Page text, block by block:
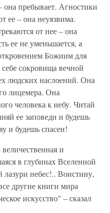
она пребывает. Агностики
ее – она неуязвима.
от нее – она
ее не уменьшается, а
Божиим для
сокровища вечной
людских наслоений. Она
лицемера. Она
человека к небу. Читай
ее заповеди и будешь
и будешь спасен!
и
в глубинах Вселенной
лазури небес!.. Воистину,
другие книги мира
искусство" – сказал